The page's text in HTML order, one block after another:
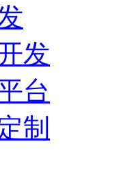
发
台
制